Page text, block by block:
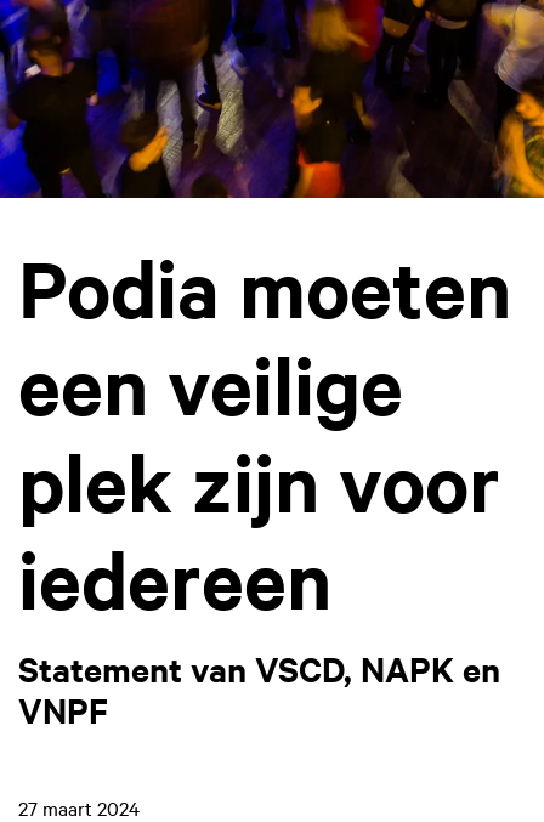
Podia moeten
een veilige
plek zijn voor
iedereen
Statement van VSCD, NAPK en
VNPF
27 maart 2024